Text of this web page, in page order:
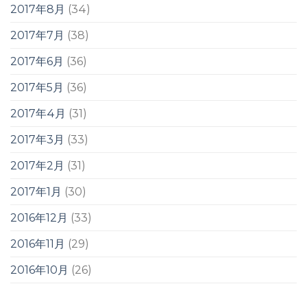
2017年8月 (34)
2017年7月 (38)
2017年6月 (36)
2017年5月 (36)
2017年4月 (31)
2017年3月 (33)
2017年2月 (31)
2017年1月 (30)
2016年12月 (33)
2016年11月 (29)
2016年10月 (26)